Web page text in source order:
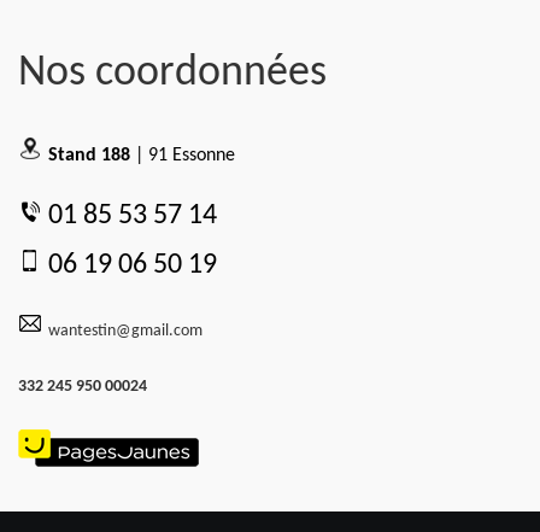
Nos coordonnées
Stand 188 | 91 Essonne
01 85 53 57 14
06 19 06 50 19
wantestin@gmail.com
332 245 950 00024